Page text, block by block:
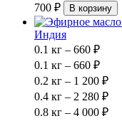
700 ₽
В корзину
Индия
0.1 кг – 660 ₽
0.1 кг – 660 ₽
0.2 кг – 1 200 ₽
0.4 кг – 2 280 ₽
0.8 кг – 4 000 ₽